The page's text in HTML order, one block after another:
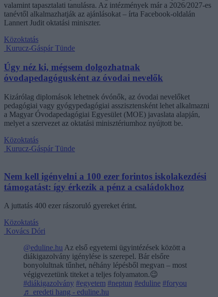
valamint tapasztalati tanulásra. Az intézmények már a 2026/2027-es
tanévtől alkalmazhatják az ajánlásokat – írta Facebook-oldalán
Lannert Judit oktatási miniszter.
Közoktatás
Kurucz-Gáspár Tünde
Úgy néz ki, mégsem dolgozhatnak
óvodapedagógusként az óvodai nevelők
Kizárólag diplomások lehetnek óvónők, az óvodai nevelőket
pedagógiai vagy gyógypedagógiai asszisztensként lehet alkalmazni
a Magyar Óvodapedagógiai Egyesület (MOE) javaslata alapján,
melyet a szervezet az oktatási minisztériumhoz nyújtott be.
Közoktatás
Kurucz-Gáspár Tünde
Nem kell igényelni a 100 ezer forintos iskolakezdési
támogatást: így érkezik a pénz a családokhoz
A juttatás 400 ezer rászoruló gyereket érint.
Közoktatás
Kovács Dóri
@eduline.hu Az első egyetemi ügyintézések között a
diákigazolvány igénylése is szerepel. Bár elsőre
bonyolultnak tűnhet, néhány lépésből megvan – most
végigvezetünk titeket a teljes folyamaton.😉
#diákigazolvány #egyetem #neptun #eduline #foryou
♬ eredeti hang - eduline.hu